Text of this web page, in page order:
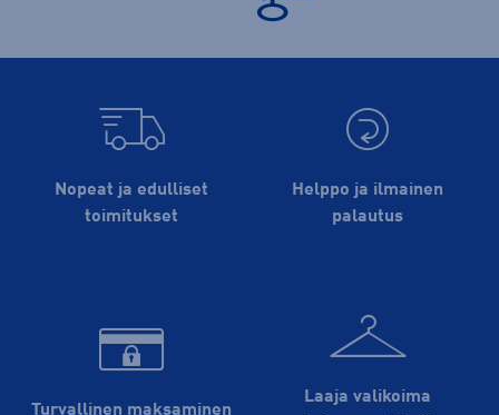
Nopeat ja edulliset
toimitukset
Helppo ja ilmainen
palautus
Turvallinen maksaminen
Laaja valikoima